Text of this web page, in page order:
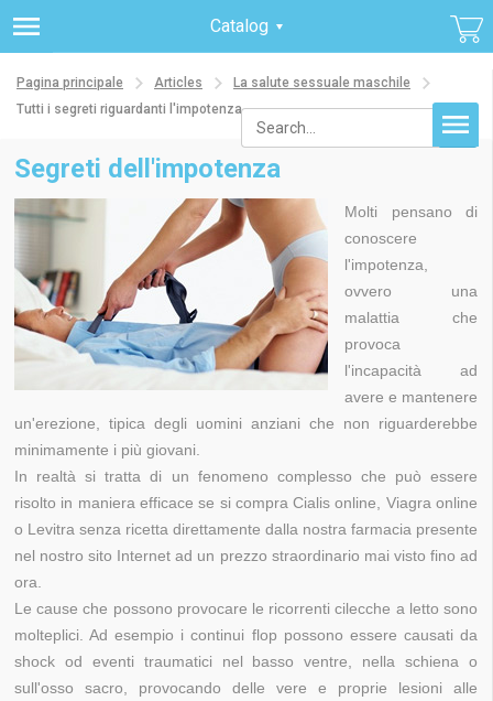
Catalog
Pagina principale Articles
La salute sessuale maschile
Tutti i segreti riguardanti l'impotenza
Segreti dell'impotenza
Molti pensano di
conoscere
l'impotenza,
ovvero una
malattia che
provoca
l'incapacità ad
avere e mantenere
un'erezione, tipica degli uomini anziani che non riguarderebbe
minimamente i più giovani.
In realtà si tratta di un fenomeno complesso che può essere
risolto in maniera efficace se si compra Cialis online, Viagra online
o Levitra senza ricetta direttamente dalla nostra farmacia presente
nel nostro sito Internet ad un prezzo straordinario mai visto fino ad
ora.
Le cause che possono provocare le ricorrenti cilecche a letto sono
molteplici. Ad esempio i continui flop possono essere causati da
shock od eventi traumatici nel basso ventre, nella schiena o
sull'osso sacro, provocando delle vere e proprie lesioni alle